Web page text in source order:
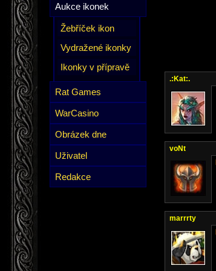
Aukce ikonek
Žebříček ikon
Vydražené ikonky
Ikonky v přípravě
Rat Games
WarCasino
Obrázek dne
Uživatel
Redakce
.:Kat:.
voNt
marrrty